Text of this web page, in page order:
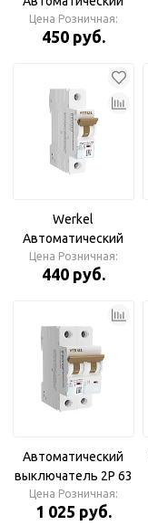
выключатель 1P
32A C 4,5 кА
Цена Розничная:
450 руб.
Werkel
Автоматический
выключатель 1P
10A C 4,5 kА
Цена Розничная:
440 руб.
Автоматический
выключатель 2P 63
A C 6 кА
Цена Розничная:
1 025 руб.